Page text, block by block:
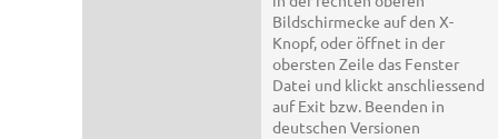
Bildschirmecke auf den X-
Knopf, oder öffnet in der
obersten Zeile das Fenster
Datei und klickt anschliessend
auf Exit bzw. Beenden in
deutschen Versionen